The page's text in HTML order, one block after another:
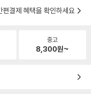
결제 혜택을 확인하세요
중고
8,300원~